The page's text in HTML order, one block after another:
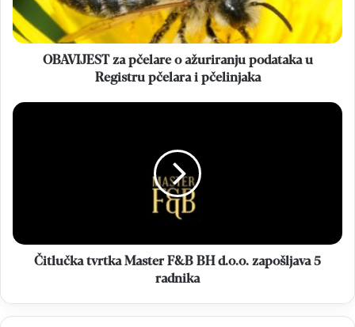
u
Registru
pčelara
OBAVIJEST za pčelare o ažuriranju podataka u
Registru pčelara i pčelinjaka
Čitlučka
radnika
Čitlučka tvrtka Master F&B BH d.o.o. zapošljava 5
radnika